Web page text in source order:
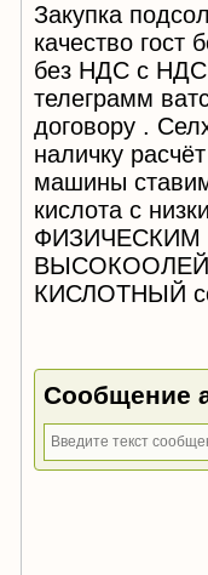
Закупка
качество гост
без НДС с НДС
телеграмм
договору .
наличку
машины
кислота с
ФИЗИЧЕСКИМ
КИСЛОТНЫЙ
Сообщение